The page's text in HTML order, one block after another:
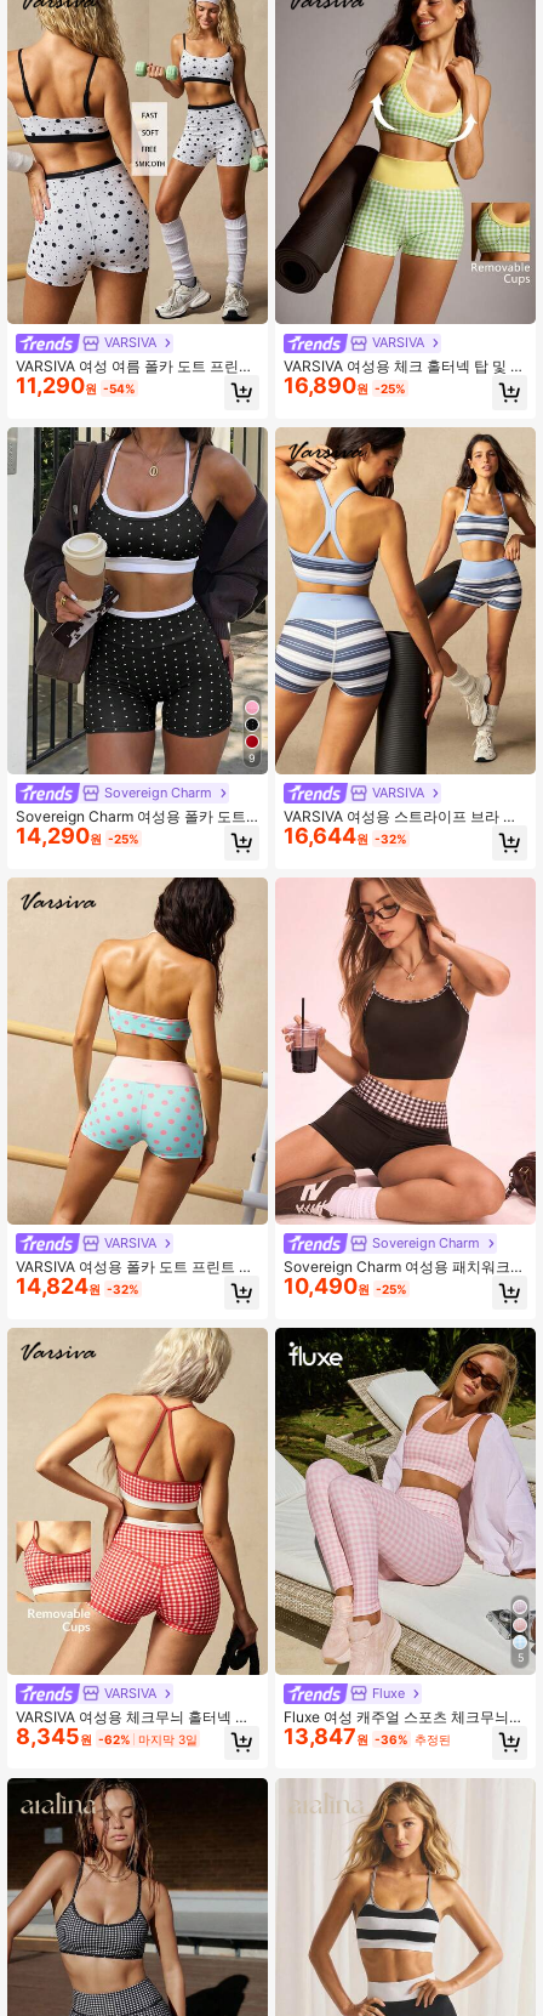
VARSIVA
VARSIVA 여성 여름 폴카 도트 프린트
대비 트림 스포츠 세트
11,290원 -54%
9
Sovereign Charm
Sovereign Charm 여성용 폴카 도트
프린트 크롭 탱크 탑 및 피팅 숏츠 스
포츠 세트
14,290원 -25%
VARSIVA
VARSIVA 여성용 폴카 도트 프린트 백
리스 홀터 탑 & 반바지 스포츠 세트
14,824원 -32%
VARSIVA
VARSIVA 여성용 체크무늬 홀터넥 상
의 및 컬러 블록 반바지 캐주얼 스포츠
웨어 세트
8,345원 -62% 마지막 3일
VARSIVA
VARSIVA 여성용 체크 홀터넥 탑 및 반
바지 스포츠 세트
16,890원 -25%
VARSIVA
VARSIVA 여성용 스트라이프 브라 및
반바지 스포츠 세트
16,644원 -32%
Sovereign Charm
Sovereign Charm 여성용 패치워크
체크무늬 캐미솔 탑 및 반바지 스포츠
세트
10,490원 -25%
5
Fluxe
Fluxe 여성 캐주얼 스포츠 체크무늬
프린트 탱크탑 & 팬츠 세트
13,847원 -36% 추정된